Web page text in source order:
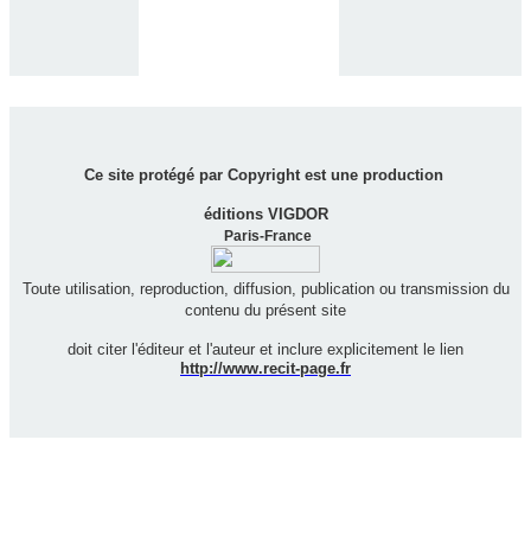
Ce site protégé par Copyright est une production
éditions VIGDOR
Paris-France
Toute utilisation, reproduction, diffusion, publication ou transmission du
contenu du présent site
doit citer l'éditeur et l'auteur et inclure explicitement le lien
http://www.recit-page.fr